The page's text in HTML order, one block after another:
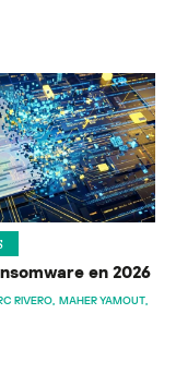
en 2026
RIVERO MAHER YAMOUT